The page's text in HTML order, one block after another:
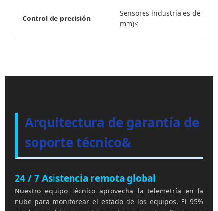
Control de precisión
Sensores industriales de
mm)<
Arquitectura de garantía de
soporte técnico&
24 / 7 Asistencia remota global
Nuestro equipo técnico aprovecha la telemetría en la
nube para monitorear el estado de los equipos. El 95%